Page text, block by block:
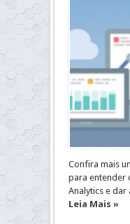
Confira mais
para entender
Analytics e dar
Leia Mais »